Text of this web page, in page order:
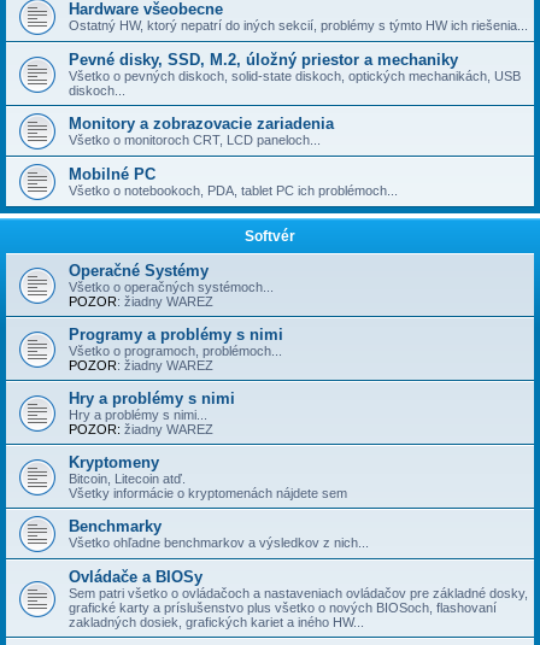
Hardware všeobecne
Ostatný HW, ktorý nepatrí do iných sekcií­, problémy s týmto HW ich riešenia...
Pevné disky, SSD, M.2, úložný priestor a mechaniky
Všetko o pevných diskoch, solid-state diskoch, optických mechanikách, USB
diskoch...
Monitory a zobrazovacie zariadenia
Všetko o monitoroch CRT, LCD paneloch...
Mobilné PC
Všetko o notebookoch, PDA, tablet PC ich problémoch...
Softvér
Operačné Systémy
Všetko o operačných systémoch...
POZOR: žiadny WAREZ
Programy a problémy s nimi
Všetko o programoch, problémoch...
POZOR: žiadny WAREZ
Hry a problémy s nimi
Hry a problémy s nimi...
POZOR: žiadny WAREZ
Kryptomeny
Bitcoin, Litecoin atď.
Všetky informácie o kryptomenách nájdete sem
Benchmarky
Všetko ohľadne benchmarkov a výsledkov z nich...
Ovládače a BIOSy
Sem patri všetko o ovládačoch a nastaveniach ovládačov pre základné dosky,
grafické karty a príslušenstvo plus všetko o nových BIOSoch, flashovaní
zakladných dosiek, grafických kariet a iného HW...